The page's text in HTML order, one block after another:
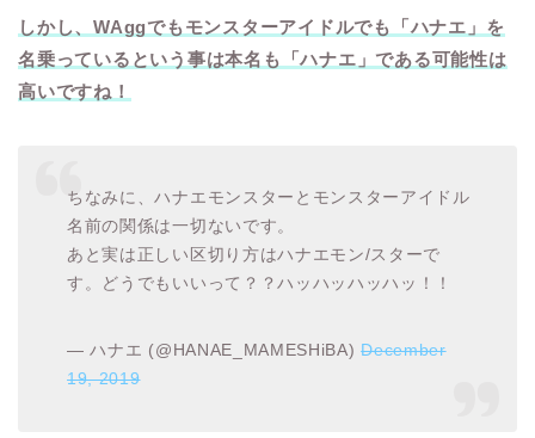
しかし、WAggでもモンスターアイドルでも「ハナエ」を
名乗っているという事は本名も「ハナエ」である可能性は
高いですね！
ちなみに、ハナエモンスターとモンスターアイドル
名前の関係は一切ないです。
あと実は正しい区切り方はハナエモン/スターで
す。どうでもいいって？？ハッハッハッハッ！！
— ハナエ (@HANAE_MAMESHiBA)December
19, 2019